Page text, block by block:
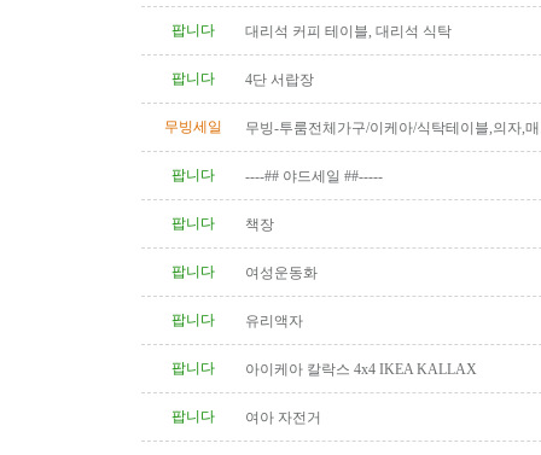
팝니다 대리석 커피 테이블, 대리석 식탁
팝니다 4단 서랍장
무빙세일
무빙-투룸전체가구/이케아/식탁테이블,의자,
팝니다
----## 야드세일 ##-----
팝니다 책장
팝니다 여성운동화
팝니다 유리액자
팝니다 아이케아 칼락스 4x4 IKEA KALLAX
팝니다 여아 자전거